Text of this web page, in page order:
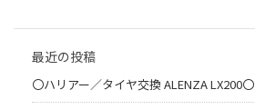
最近の投稿
〇ハリアー／タイヤ交換 ALENZA LX200〇